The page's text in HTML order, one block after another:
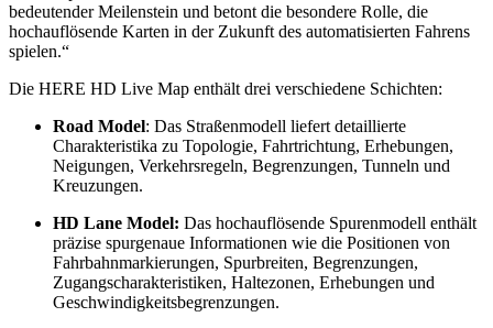
bedeutender Meilenstein und betont die besondere Rolle, die
hochauflösende Karten in der Zukunft des automatisierten Fahrens
spielen.“
Die HERE HD Live Map enthält drei verschiedene Schichten:
Road Model: Das Straßenmodell liefert detaillierte
Charakteristika zu Topologie, Fahrtrichtung, Erhebungen,
Neigungen, Verkehrsregeln, Begrenzungen, Tunneln und
Kreuzungen.
HD Lane Model: Das hochauflösende Spurenmodell enthält
präzise spurgenaue Informationen wie die Positionen von
Fahrbahnmarkierungen, Spurbreiten, Begrenzungen,
Zugangscharakteristiken, Haltezonen, Erhebungen und
Geschwindigkeitsbegrenzungen.